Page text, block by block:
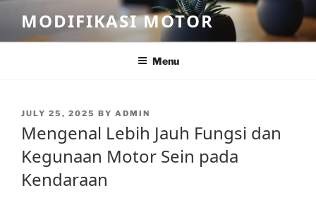
content
MODIFIKASI MOTOR
Menu
POSTED
JULY 25, 2025 BY ADMIN
Mengenal Lebih Jauh Fungsi dan
Kegunaan Motor Sein pada
Kendaraan